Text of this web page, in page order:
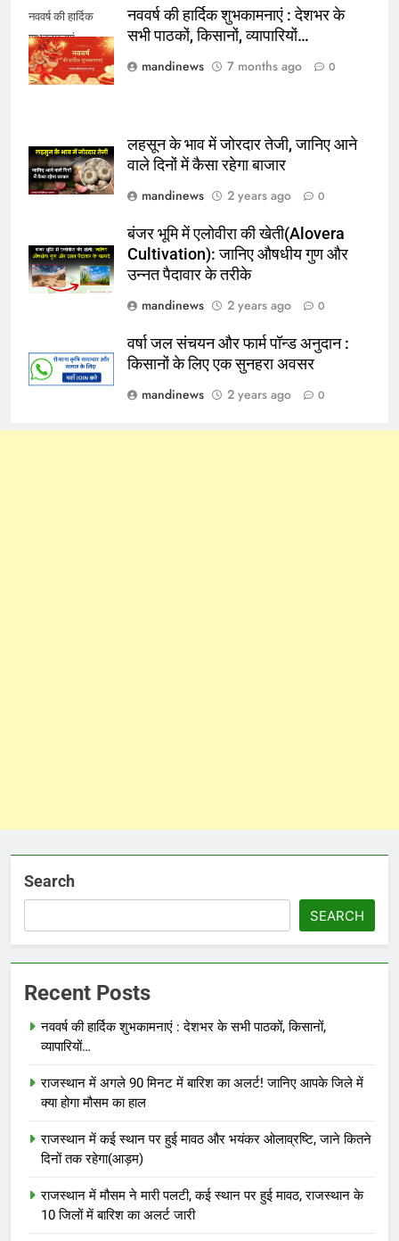
नववर्ष की हार्दिक
शुभकामनाएं
नववर्ष की हार्दिक शुभकामनाएं : देशभर के
सभी पाठकों, किसानों, व्यापारियों…
mandinews
7 months ago 0
लहसून के भाव में जोरदार तेजी, जानिए आने
वाले दिनों में कैसा रहेगा बाजार
mandinews
2 years ago 0
बंजर भूमि में एलोवीरा की खेती(Alovera
Cultivation): जानिए औषधीय गुण और
उन्नत पैदावार के तरीके
mandinews
2 years ago 0
वर्षा जल संचयन और फार्म पॉन्ड अनुदान :
किसानों के लिए एक सुनहरा अवसर
mandinews
2 years ago 0
Search
SEARCH
Recent Posts
नववर्ष की हार्दिक शुभकामनाएं : देशभर के सभी पाठकों, किसानों,
व्यापारियों…
राजस्थान में अगले 90 मिनट में बारिश का अलर्ट! जानिए आपके जिले में
क्या होगा मौसम का हाल
राजस्थान में कई स्थान पर हुई मावठ और भयंकर ओलाव्रष्टि, जाने कितने
दिनों तक रहेगा(आड़म)
राजस्थान में मौसम ने मारी पलटी, कई स्थान पर हुई मावठ, राजस्थान के
10 जिलों में बारिश का अलर्ट जारी